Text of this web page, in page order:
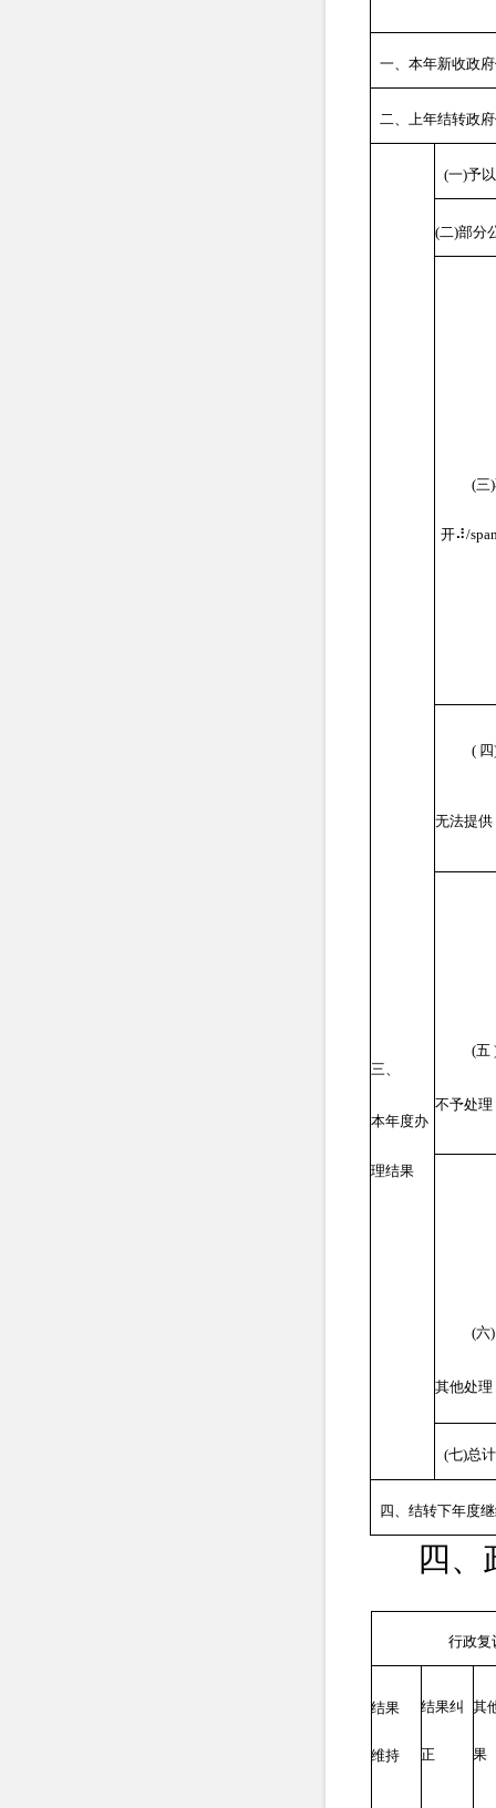
一、本年新收政
二、上年结转政
三、
本年度办
理结果
(一)予
(二)部分
(三)
开⠼/
( 四
无法提供
(五
不予处理
(六)
其他处理
(七)总计
四、结转下年度
四、
行政复
结果
维持
结果纠
正
其
果